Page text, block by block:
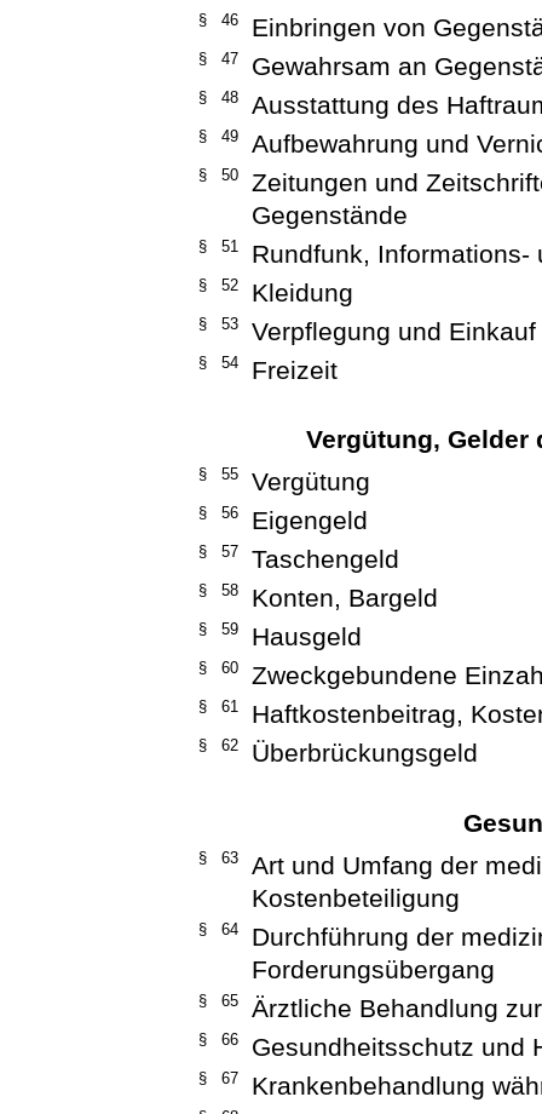
§ 46 Einbringen von
§ 47 Gewahrsam an
§ 48 Ausstattung des
§ 49 Aufbewahrung und
§ 50
Zeitungen und
Gegenstände
§ 51 Rundfunk,
§ 52 Kleidung
§ 53 Verpflegung und Einkauf
§ 54 Freizeit
Vergütung, Gelder
§ 55 Vergütung
§ 56 Eigengeld
§ 57 Taschengeld
§ 58 Konten, Bargeld
§ 59 Hausgeld
§ 60 Zweckgebundene
§ 61 Haftkostenbeitrag,
§ 62 Überbrückungsgeld
§ 63
Art und Umfang der
Kostenbeteiligung
§ 64
Durchführung der
Forderungsübergang
§ 65 Ärztliche Behandlung
§ 66 Gesundheitsschutz und
§ 67 Krankenbehandlung